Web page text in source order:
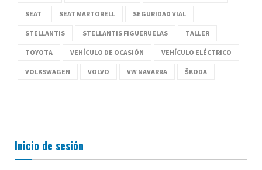
SEAT SEAT MARTORELL SEGURIDAD VIAL
STELLANTIS STELLANTIS FIGUERUELAS TALLER
TOYOTA VEHÍCULO DE OCASIÓN VEHÍCULO ELÉCTRICO
VOLKSWAGEN VOLVO VW NAVARRA ŠKODA
Inicio de sesión